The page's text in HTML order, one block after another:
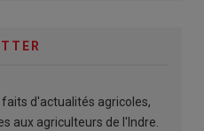
d'actualités agricoles,
aux agriculteurs de l'Indre.